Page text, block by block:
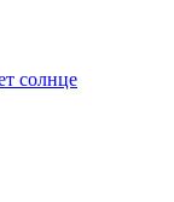
солнце